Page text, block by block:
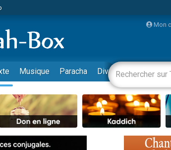
Torah-Box
: pauvres d'Israel
ans, dans un appartement insalubre
Mon
Musique Paracha Divertissements